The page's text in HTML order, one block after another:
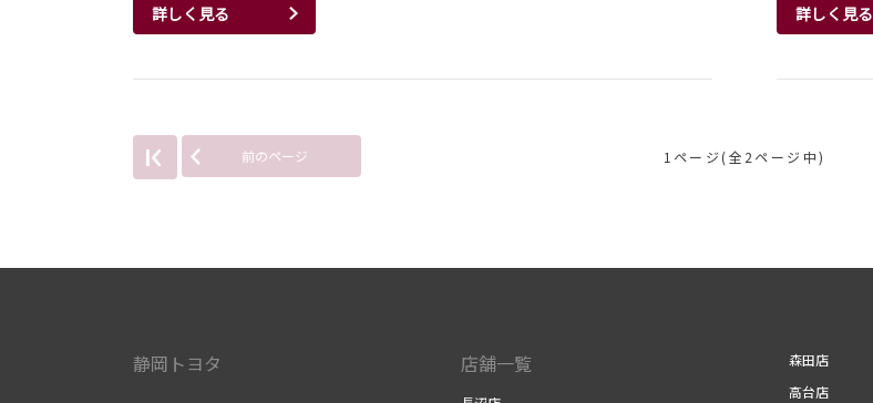
詳しく見る 詳しく見る
前のページ 1ページ(全2ページ中)
静岡トヨタ 店舗一覧
森田店
高台店